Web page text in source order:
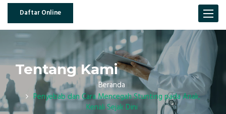
Toggle
Daftar Online
Tentang Kami
Beranda
Penyebab dan Cara Mencegah Stunting pada Anak,
Kenali Sejak Dini